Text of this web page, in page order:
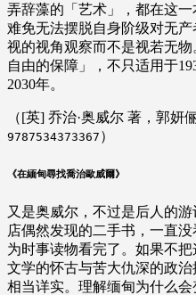
弄辞藻的「艺术」，都在这
难免无法摆脱自身阶级对无
视的视角观察而不是视若无
自由的保障」，不只适用于
2030年。
（[英] 乔治·奥威尔 著，郭妍
9787534373367 ）
《在緬甸尋找喬治歐威爾》
又是奥威尔，不过是后人的
店偶然发现的二手书，一直
为时事读物看完了。如果不
文学的怀古与苦大仇深的政
相当详实。理解缅甸为什么